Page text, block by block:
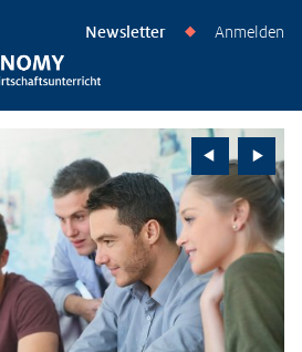
Newsletter ◆ Anmelden